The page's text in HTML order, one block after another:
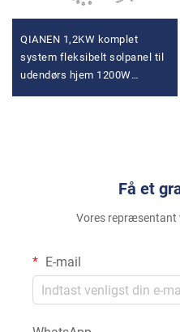
QIANEN 1,2KW komplet
system fleksibelt solpanel til
udendørs hjem 1200W
Få et
Vores repræsentant
E-mail